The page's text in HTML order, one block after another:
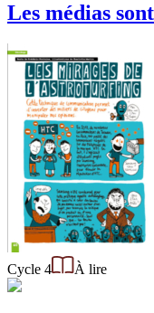
Les médias
Cycle 4 À lire